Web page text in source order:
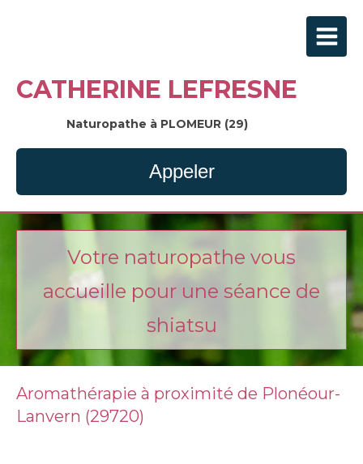
CATHERINE LEFRESNE
Naturopathe à PLOMEUR (29)
Appeler
Votre naturopathe vous
accueille pour une séance de
shiatsu
Aromathérapie à proximité de Plonéour-
Lanvern (29720)